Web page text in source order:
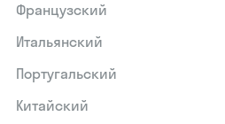
Французский
Итальянский
Португальский
Китайский